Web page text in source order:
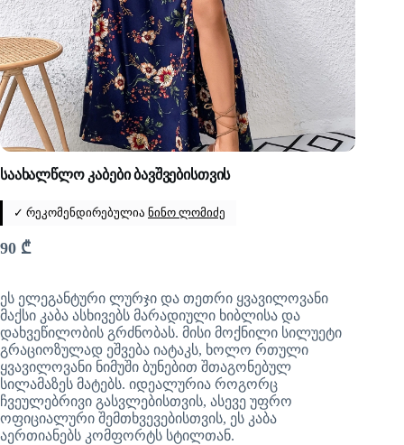
საახალწლო კაბები ბავშვებისთვის
✓ რეკომენდირებულია ნინო ლომიძე
90 ₾
ეს ელეგანტური ლურჯი და თეთრი ყვავილოვანი
მაქსი კაბა ასხივებს მარადიული ხიბლისა და
დახვეწილობის გრძნობას. მისი მოქნილი სილუეტი
გრაციოზულად ეშვება იატაკს, ხოლო რთული
ყვავილოვანი ნიმუში ბუნებით შთაგონებულ
სილამაზეს მატებს. იდეალურია როგორც
ჩვეულებრივი გასვლებისთვის, ასევე უფრო
ოფიციალური შემთხვევებისთვის, ეს კაბა
აერთიანებს კომფორტს სტილთან.